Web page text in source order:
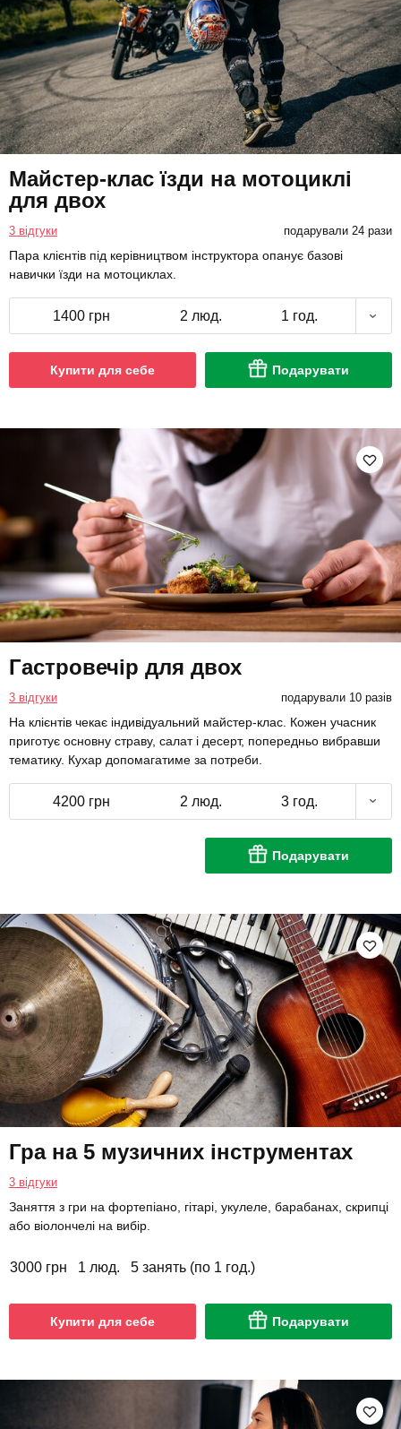
Майстер-клас їзди на мотоциклі
для двох
3 відгуки подарували 24 рази
Пара клієнтів під керівництвом інструктора опанує базові
навички їзди на мотоциклах.
1400 грн 2 люд. 1 год.
Купити для себе Подарувати
Гастровечір для двох
3 відгуки подарували 10 разів
На клієнтів чекає індивідуальний майстер-клас. Кожен учасник
приготує основну страву, салат і десерт, попередньо вибравши
тематику. Кухар допомагатиме за потреби.
4200 грн 2 люд. 3 год.
Подарувати
Гра на 5 музичних інструментах
3 відгуки
Заняття з гри на фортепіано, гітарі, укулеле, барабанах, скрипці
або віолончелі на вибір.
3000 грн 1 люд. 5 занять (по 1 год.)
Купити для себе Подарувати